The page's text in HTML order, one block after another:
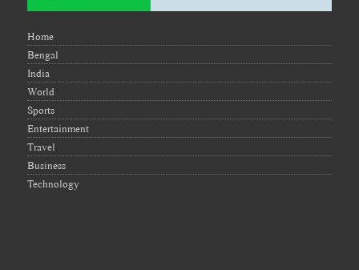
Home
Bengal
India
World
Sports
Entertainment
Travel
Business
Technology